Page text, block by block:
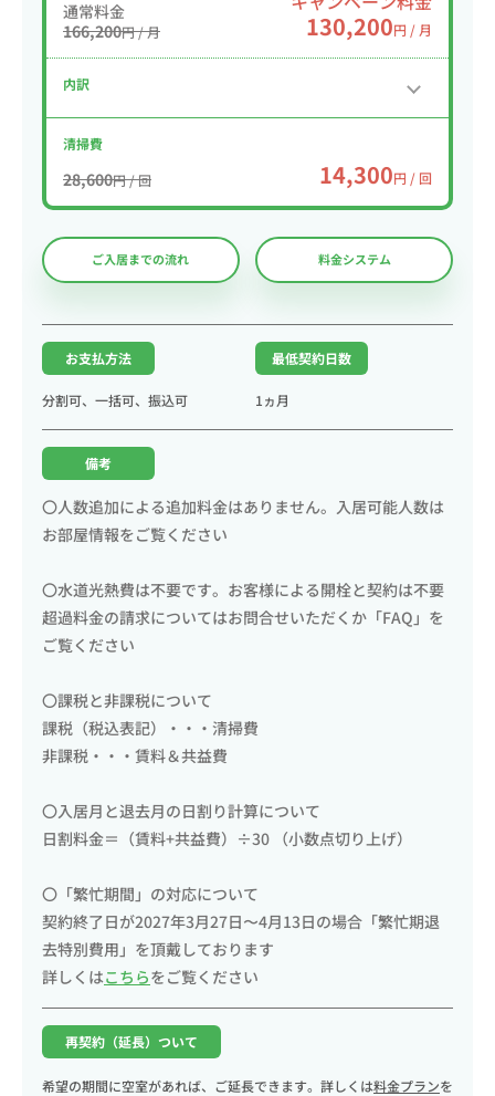
通常料金
166,200円 / 月 130,200円 / 月
内訳
清掃費
28,600円 / 回 14,300円 / 回
ご入居までの流れ 料金システム
お支払方法
分割可、一括可、振込可
最低契約日数
1ヵ月
備考
〇人数追加による追加料金はありません。入居可能人数は
お部屋情報をご覧ください
〇水道光熱費は不要です。お客様による開栓と契約は不要
超過料金の請求についてはお問合せいただくか「FAQ」を
ご覧ください
〇課税と非課税について
課税（税込表記）・・・清掃費
非課税・・・賃料＆共益費
〇入居月と退去月の日割り計算について
日割料金＝（賃料+共益費）÷30 （小数点切り上げ）
〇「繁忙期間」の対応について
契約終了日が2027年3月27日〜4月13日の場合「繁忙期退
去特別費用」を頂戴しております
詳しくはこちらをご覧ください
再契約（延長）ついて
希望の期間に空室があれば、ご延長できます。詳しくは料金プランを